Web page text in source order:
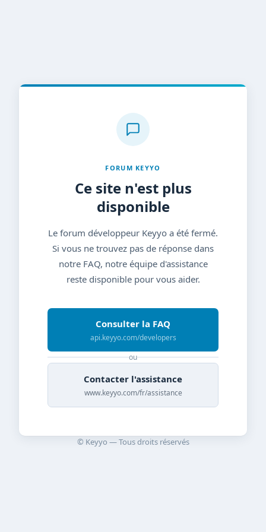
FORUM KEYYO
Ce site n'est plus
disponible
Le forum développeur Keyyo a été fermé.
Si vous ne trouvez pas de réponse dans
notre FAQ, notre équipe d'assistance
reste disponible pour vous aider.
Consulter la FAQ
api.keyyo.com/developers
ou
Contacter l'assistance
www.keyyo.com/fr/assistance
© Keyyo — Tous droits réservés